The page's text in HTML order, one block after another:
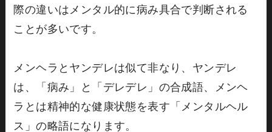
際の違いはメンタル的に病み具合で判断される
ことが多いです。
メンヘラとヤンデレは似て非なり、ヤンデレ
は、「病み」と「デレデレ」の合成語、メンヘ
ラとは精神的な健康状態を表す「メンタルヘル
ス」の略語になります。